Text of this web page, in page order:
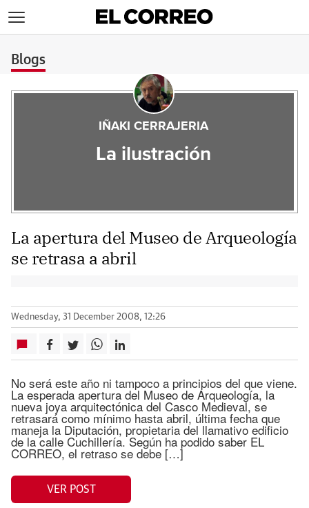
Blogs
IÑAKI CERRAJERIA
La ilustración
La apertura del Museo de Arqueología
se retrasa a abril
Wednesday, 31 December 2008, 12:26
No será este año ni tampoco a principios del que viene.
La esperada apertura del Museo de Arqueología, la
nueva joya arquitectónica del Casco Medieval, se
retrasará como mínimo hasta abril, última fecha que
maneja la Diputación, propietaria del llamativo edificio
de la calle Cuchillería. Según ha podido saber EL
CORREO, el retraso se debe […]
VER POST